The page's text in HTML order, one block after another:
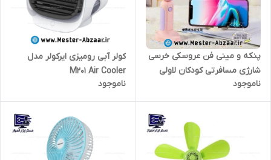
پنکه و مینی فن عروسکی خرسی
شارژی مسافرتی کودکان لاولی
مدل HK59-3 ا Lovely mini fan
ناموجود
کولر آبی رومیزی ایرکولر مدل
M201 Air Cooler
ناموجود